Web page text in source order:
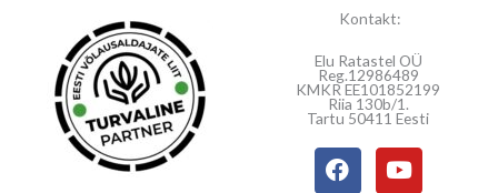
Kontakt:
Elu Ratastel OÜ
Reg.12986489
KMKR EE101852199
Riia 130b/1.
Tartu 50411 Eesti
F
a
Y
o